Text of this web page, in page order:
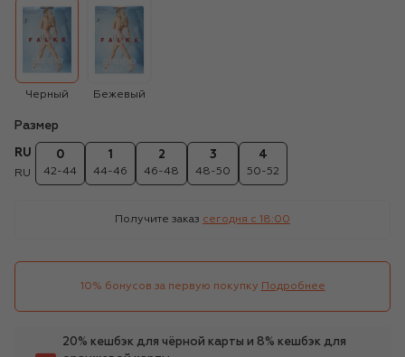
Черный Бежевый
Размер
RU
RU
0
42-44
1
44-46
2
46-48
3
48-50
4
50-52
Получите заказ сегодня c 18:00
10% бонусов за первую покупку Подробнее
20% кешбэк для чёрной карты и 8% кешбэк для